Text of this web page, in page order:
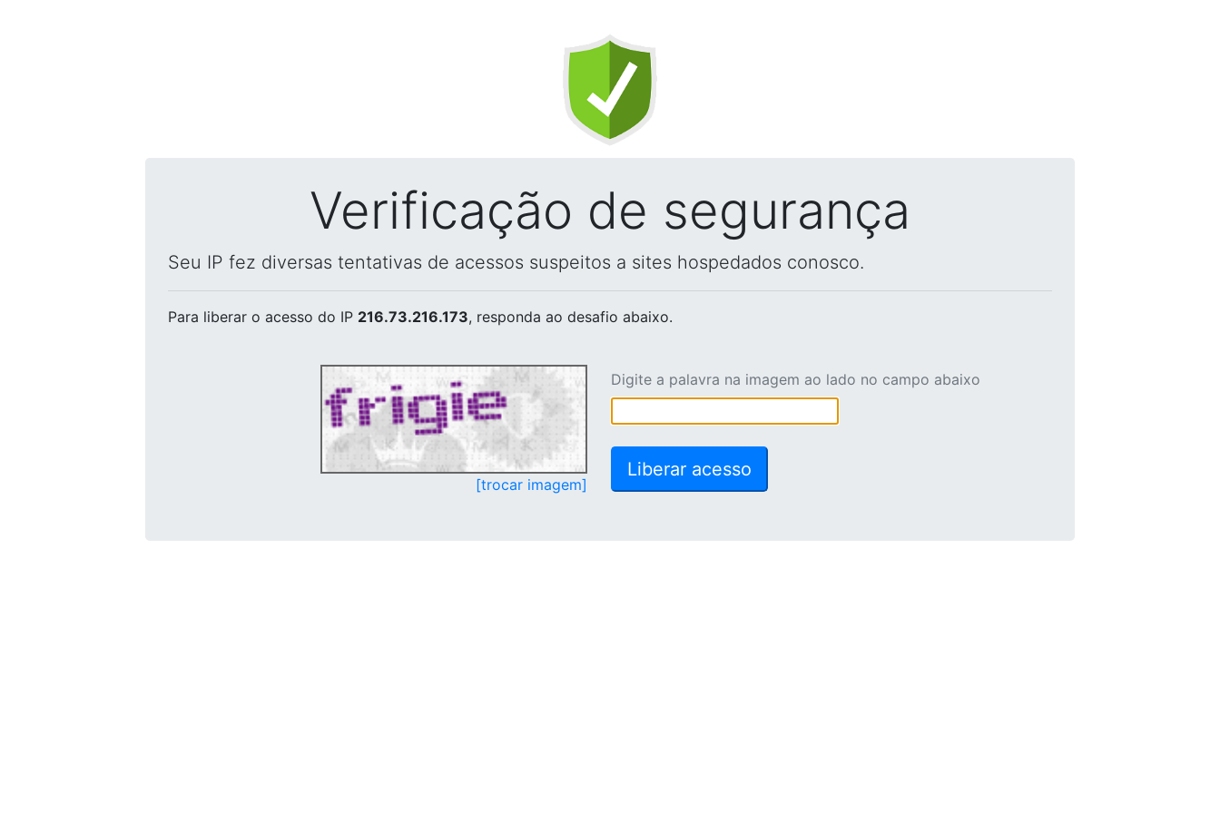
Verificação de segurança
Seu IP fez diversas tentativas de acessos suspeitos a sites hospedados conosco.
Para liberar o acesso do IP 216.73.216.173, responda ao desafio abaixo.
[trocar imagem]
Digite a palavra na imagem ao lado no campo abaixo